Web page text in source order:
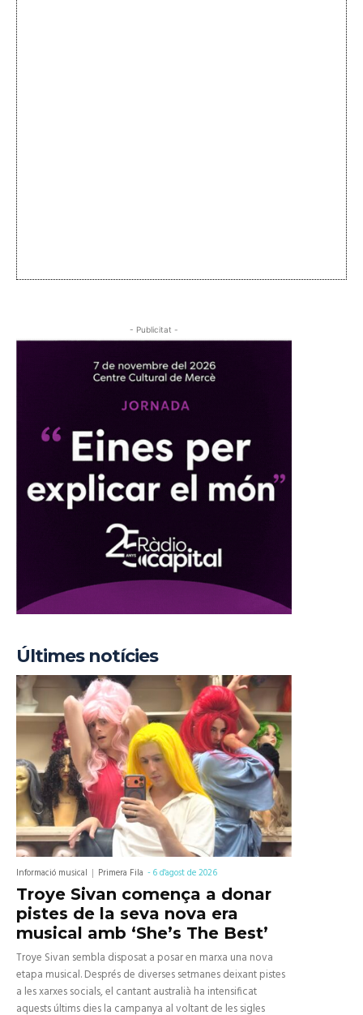
- Publicitat -
Últimes notícies
Informació musical Primera Fila -6 d'agost de 2026
Troye Sivan comença a donar
pistes de la seva nova era
musical amb ‘She’s The Best’
Troye Sivan sembla disposat a posar en marxa una nova
etapa musical. Després de diverses setmanes deixant pistes
a les xarxes socials, el cantant australià ha intensificat
aquests últims dies la campanya al voltant de les sigles